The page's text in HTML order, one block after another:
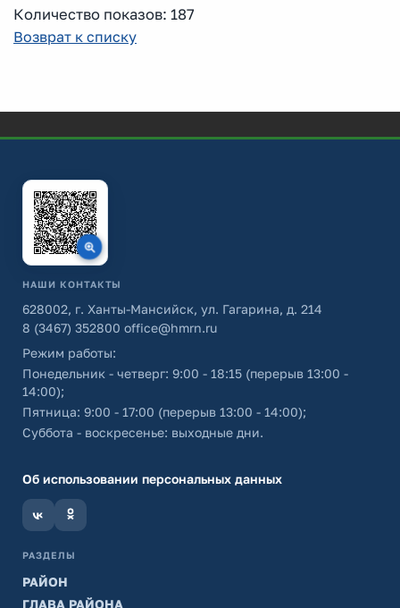
Количество показов: 187
Возврат к списку
НАШИ КОНТАКТЫ
628002, г. Ханты-Мансийск, ул. Гагарина, д. 214
8 (3467) 352800 office@hmrn.ru
Режим работы:
Понедельник - четверг: 9:00 - 18:15 (перерыв 13:00 -
14:00);
Пятница: 9:00 - 17:00 (перерыв 13:00 - 14:00);
Суббота - воскресенье: выходные дни.
Об использовании персональных данных
РАЗДЕЛЫ
РАЙОН
ГЛАВА РАЙОНА